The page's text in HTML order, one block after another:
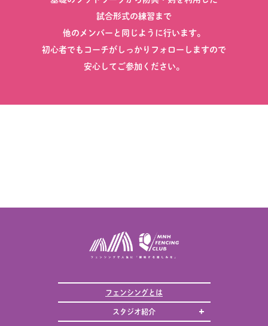
試合形式の練習まで
他のメンバーと同じように行います。
初心者でもコーチがしっかりフォローしますので
安心してご参加ください。
フェンシングとは
スタジオ紹介